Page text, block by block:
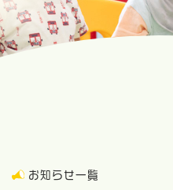
お知らせ一覧